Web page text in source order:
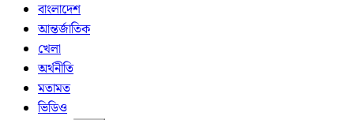
বাংলাদেশ
আন্তর্জাতিক
খেলা
অর্থনীতি
মতামত
ভিডিও